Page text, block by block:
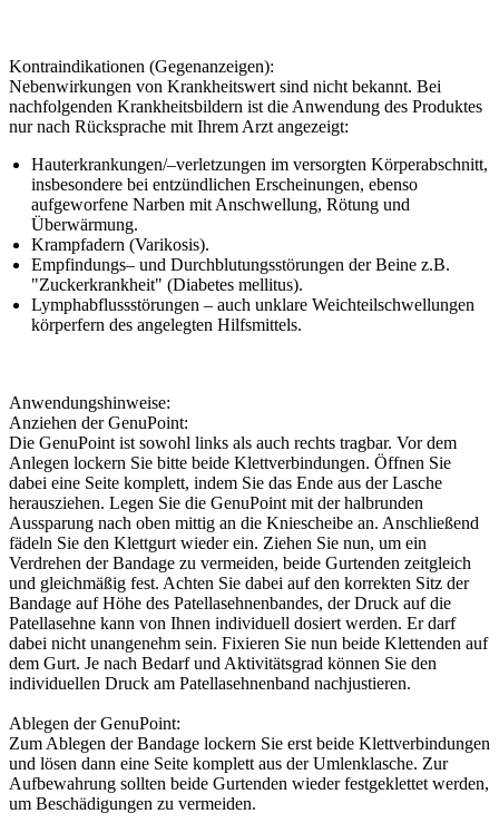
Kontraindikationen (Gegenanzeigen):
Nebenwirkungen von Krankheitswert sind nicht bekannt. Bei
nachfolgenden Krankheitsbildern ist die Anwendung des Produktes
nur nach Rücksprache mit Ihrem Arzt angezeigt:
Hauterkrankungen/–verletzungen im versorgten Körperabschnitt,
insbesondere bei entzündlichen Erscheinungen, ebenso
aufgeworfene Narben mit Anschwellung, Rötung und
Überwärmung.
Krampfadern (Varikosis).
Empfindungs– und Durchblutungsstörungen der Beine z.B.
"Zuckerkrankheit" (Diabetes mellitus).
Lymphabflussstörungen – auch unklare Weichteilschwellungen
körperfern des angelegten Hilfsmittels.
Anwendungshinweise:
Anziehen der GenuPoint:
Die GenuPoint ist sowohl links als auch rechts tragbar. Vor dem
Anlegen lockern Sie bitte beide Klettverbindungen. Öffnen Sie
dabei eine Seite komplett, indem Sie das Ende aus der Lasche
herausziehen. Legen Sie die GenuPoint mit der halbrunden
Aussparung nach oben mittig an die Kniescheibe an. Anschließend
fädeln Sie den Klettgurt wieder ein. Ziehen Sie nun, um ein
Verdrehen der Bandage zu vermeiden, beide Gurtenden zeitgleich
und gleichmäßig fest. Achten Sie dabei auf den korrekten Sitz der
Bandage auf Höhe des Patellasehnenbandes, der Druck auf die
Patellasehne kann von Ihnen individuell dosiert werden. Er darf
dabei nicht unangenehm sein. Fixieren Sie nun beide Klettenden auf
dem Gurt. Je nach Bedarf und Aktivitätsgrad können Sie den
individuellen Druck am Patellasehnenband nachjustieren.
Ablegen der GenuPoint:
Zum Ablegen der Bandage lockern Sie erst beide Klettverbindungen
und lösen dann eine Seite komplett aus der Umlenklasche. Zur
Aufbewahrung sollten beide Gurtenden wieder festgeklettet werden,
um Beschädigungen zu vermeiden.